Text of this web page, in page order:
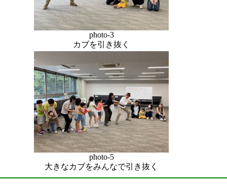
photo-3
カブを引き抜く
photo-5
大きなカブをみんなで引き抜く